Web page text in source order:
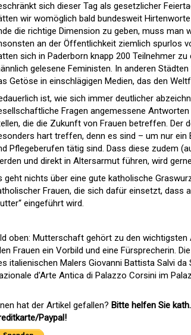
sich dieser Tag als gesetzlicher
wir womöglich bald bundesweit
die richtige Dimension zu geben, muss
an der Öffentlichkeit ziemlich spurlos
sich in Paderborn knapp 200 Teilnehmer
gelesene Feministen. In anderen
Getöse in einschlägigen Medien, das den
ist, wie sich immer deutlicher
Fragen angemessene
die die Zukunft von Frauen betreffen. Der
hart treffen, denn es sind – um nur ein
Pflegeberufen tätig sind. Dass diese zudem
und direkt in Altersarmut führen, wird
geht nichts über eine gute katholische
Frauen, die sich dafür einsetzt, dass
eingeführt wird.
oben: Mutterschaft gehört zu den
Frauen ein Vorbild und eine Fürsprecherin.
italienischen Malers Giovanni Battista Salvi
d'Arte Antica di Palazzo Corsini im
hat der Artikel gefallen? Bitte helfen Sie
Paypal!